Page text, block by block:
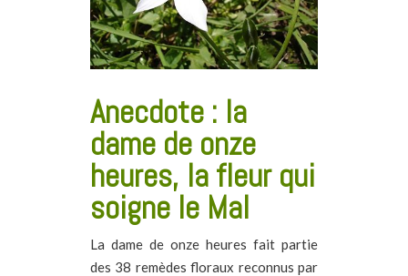
Anecdote : la
dame de onze
heures, la fleur qui
soigne le Mal
La dame de onze heures fait partie
des 38 remèdes floraux reconnus par